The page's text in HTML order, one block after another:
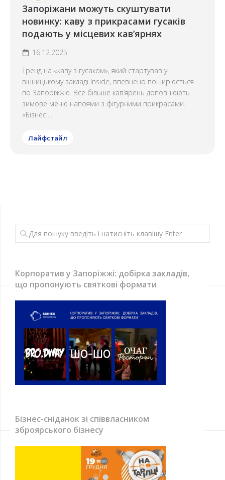
Запоріжани можуть скуштувати
новинку: каву з прикрасами гусаків
подають у місцевих кав’ярнях
16.12.2025
Тренд на «каву з гусаком», який стартував у
вінницькому закладі Inside, впевнено поширюється
по Запоріжжю. Все більше кав’ярень доповнюють
зимове меню напоями з фігурними прикрасами.
«Бізнес....
Лайфстайл
Корпоратив у Запоріжжі: добірка закладів,
що пропонують святкові формати
Бізнес-сніданок зі співвласником
зброярського бізнесу